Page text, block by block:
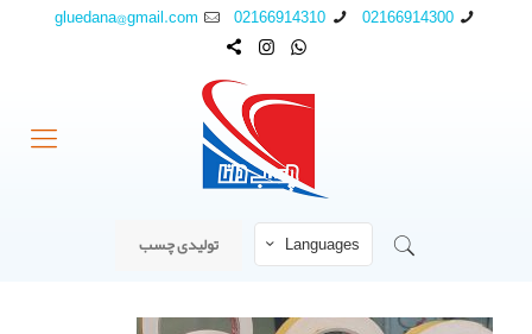
02166914300
02166914310
gluedana@gmail.com
Languages تولیدی چسب